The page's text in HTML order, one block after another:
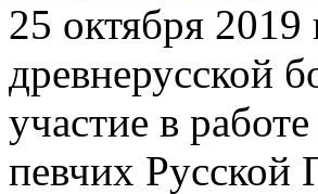
25 октября
древнерусской
участие в
певчих Русской